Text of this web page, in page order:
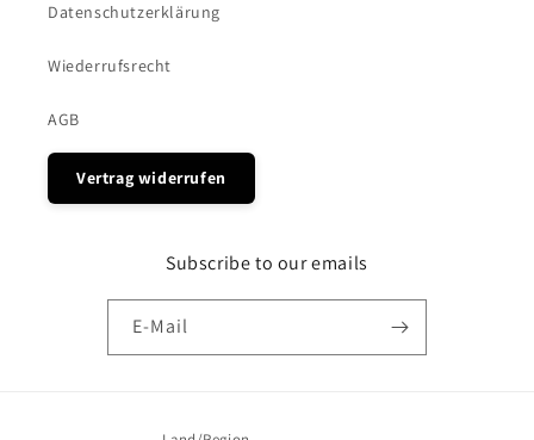
Datenschutzerklärung
Wiederrufsrecht
AGB
Vertrag widerrufen
Subscribe to our emails
E-Mail